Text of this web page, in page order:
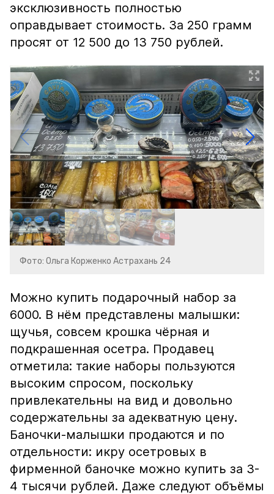
эксклюзивность полностью
оправдывает стоимость. За 250 грамм
просят от 12 500 до 13 750 рублей.
Фото: Ольга Корженко Астрахань 24
Можно купить подарочный набор за
6000. В нём представлены малышки:
щучья, совсем крошка чёрная и
подкрашенная осетра. Продавец
отметила: такие наборы пользуются
высоким спросом, поскольку
привлекательны на вид и довольно
содержательны за адекватную цену.
Баночки-малышки продаются и по
отдельности: икру осетровых в
фирменной баночке можно купить за 3-
4 тысячи рублей. Даже следуют объёмы